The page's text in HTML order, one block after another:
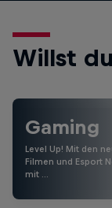
Willst
Gaming
Level Up! Mit den
Filmen und Esport
mit …